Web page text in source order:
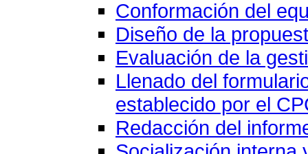
Conformación del
Diseño de la
Evaluación de la
Llenado del
establecido por el
Redacción del